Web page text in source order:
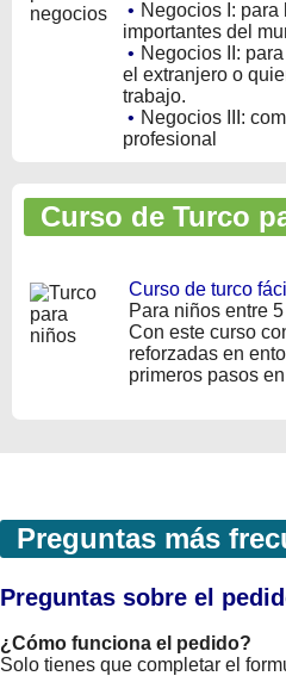
• Negocios I:
importantes del
• Negocios II:
el extranjero o
trabajo.
• Negocios III:
profesional
Curso de Turco
Curso de turco
Para niños entre
Con este curso
reforzadas en
primeros pasos
Preguntas más
Preguntas sobre el
¿Cómo funciona el pedido?
Solo tienes que completar el